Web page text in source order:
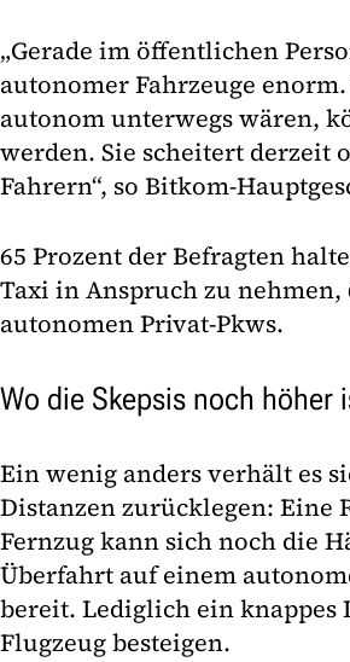
„Gerade im öffentlichen
autonomer Fahrzeuge
autonom unterwegs wären,
werden. Sie scheitert derzeit
Fahrern“, so Bitkom-
65 Prozent der Befragten
Taxi in Anspruch zu nehmen,
autonomen Privat-Pkws.
Wo die Skepsis noch höher
Ein wenig anders verhält es
Distanzen zurücklegen: Eine
Fernzug kann sich noch die
Überfahrt auf einem
bereit. Lediglich ein
Flugzeug besteigen.